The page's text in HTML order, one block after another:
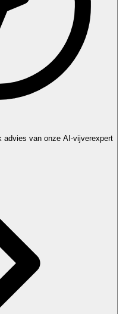
advies van onze AI-vijverexpert